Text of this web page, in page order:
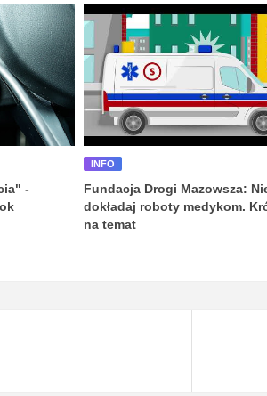
-
INFO
Fundacja Drogi Mazowsza:
dokładaj roboty medykom.
na temat